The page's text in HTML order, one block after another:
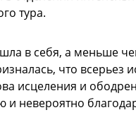
тура.
в себя, а меньше
что всерьез
исцеления и
невероятно